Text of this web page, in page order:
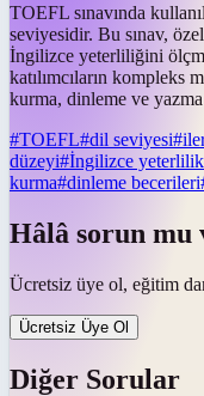
TOEFL sınavında
seviyesidir. Bu sınav,
İngilizce yeterliliğini
katılımcıların
kurma, dinleme ve
#TOEFL#dil seviyesi#
düzeyi#İngilizce yeterlilik
kurma#dinleme becerileri
Hâlâ sorun mu
Ücretsiz üye ol, eğitim
Ücretsiz Üye Ol
Diğer Sorular